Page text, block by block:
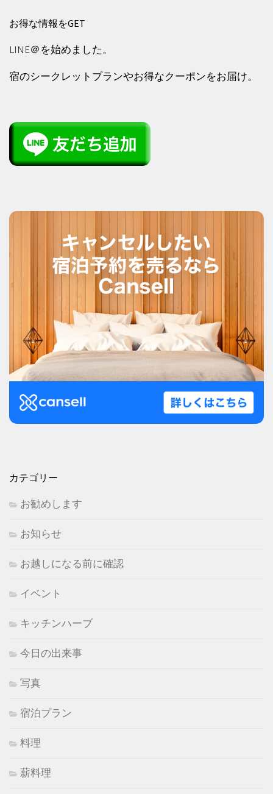
お得な情報をGET
LINE＠を始めました。
宿のシークレットプランやお得なクーポンをお届け。
カテゴリー
お勧めします
お知らせ
お越しになる前に確認
イベント
キッチンハーブ
今日の出来事
写真
宿泊プラン
料理
薪料理